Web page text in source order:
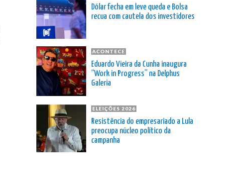
Dólar fecha em leve queda e Bolsa
recua com cautela dos investidores
ACONTECE
Eduardo Vieira da Cunha inaugura
“Work in Progress” na Delphus
Galeria
ELEIÇÕES 2026
Resistência do empresariado a Lula
preocupa núcleo político da
campanha